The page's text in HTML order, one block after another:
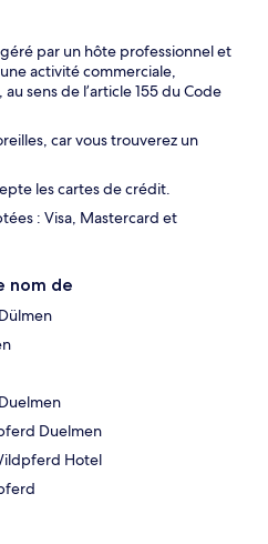
par un hôte professionnel et
activité commerciale,
sens de l’article 155 du Code
car vous trouverez un
les cartes de crédit.
: Visa, Mastercard et
nom de
Duelmen
Hotel